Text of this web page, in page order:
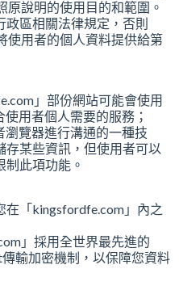
說明的使用目的和範圍。
區相關法律規定，否則
使用者的個人資料提供給第
」部份網站可能會使用
用者個人需要的服務；
覽器進行溝通的一種技
某些資訊，但使用者可以
此項功能。
「kingsfordfe.com」內之
」採用全世界最先進的
傳輸加密機制，以保障您資料